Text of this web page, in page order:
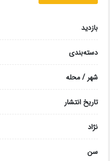
بازدید
دسته‌بندی
شهر / محله
تاریخ انتشار
نژاد
سن